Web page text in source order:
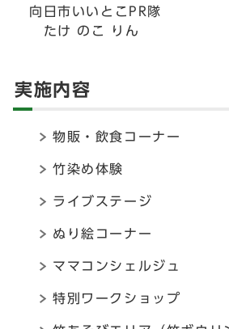
向日市いいとこPR隊
たけ のこ りん
実施内容
物販・飲食コーナー
竹染め体験
ライブステージ
ぬり絵コーナー
ママコンシェルジュ
特別ワークショップ